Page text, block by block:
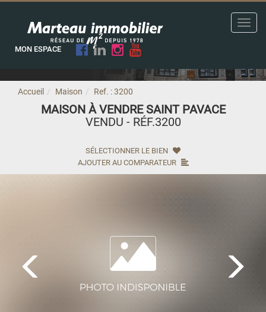
MON ESPACE
Accueil Maison Ref. : 3200
MAISON À VENDRE SAINT PAVACE
VENDU - RÉF.3200
SÉLECTIONNER LE BIEN
AJOUTER AU COMPARATEUR